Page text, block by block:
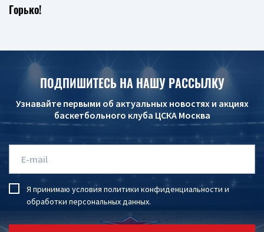
Горько!
ПОДПИШИТЕСЬ НА НАШУ РАССЫЛКУ
Узнавайте первыми об актуальных новостях и акциях
баскетбольного клуба ЦСКА Москва
Я принимаю условия политики конфиденциальности и
обработки персональных данных.